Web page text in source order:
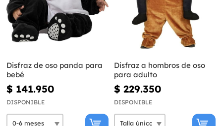
Disfraz de oso panda para
bebé
$ 141.950
DISPONIBLE
Disfraz a hombros de oso
para adulto
$ 229.350
DISPONIBLE